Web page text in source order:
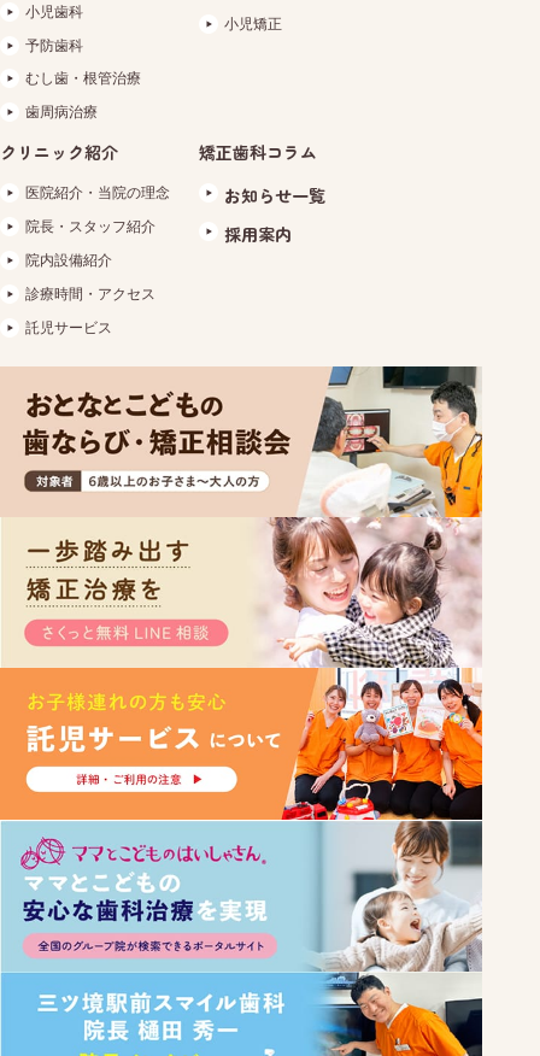
小児歯科
予防歯科
むし歯・根管治療
歯周病治療
小児矯正
クリニック紹介
医院紹介・当院の理念
院長・スタッフ紹介
院内設備紹介
診療時間・アクセス
託児サービス
矯正歯科コラム
お知らせ一覧
採用案内